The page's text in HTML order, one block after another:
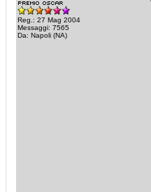
Reg.: 27 Mag 2004
Messaggi: 7565
Da: Napoli (NA)